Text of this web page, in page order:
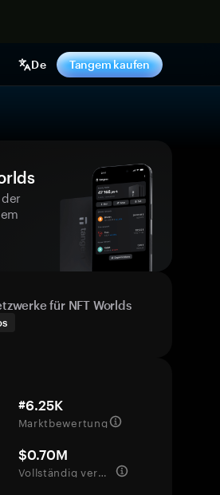
De Tangem kaufen
für NFT Worlds
#6.25K
Marktbewertung
$0.70M
Vollständig verwässerte Bewertung